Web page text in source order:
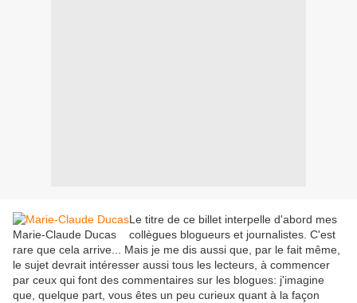
Marie-Claude Ducas
Le titre de ce billet interpelle d'abord mes
collègues blogueurs et journalistes. C'est
rare que cela arrive... Mais je me dis aussi que, par le fait même,
le sujet devrait intéresser aussi tous les lecteurs, à commencer
par ceux qui font des commentaires sur les blogues: j'imagine
que, quelque part, vous êtes un peu curieux quant à la façon